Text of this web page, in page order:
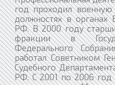
год проходил военную
должностях в органах
РФ. В 2000 году
фракции в
Федерального
работал Советником
Судебного
РФ. С 2001 по 2006 год